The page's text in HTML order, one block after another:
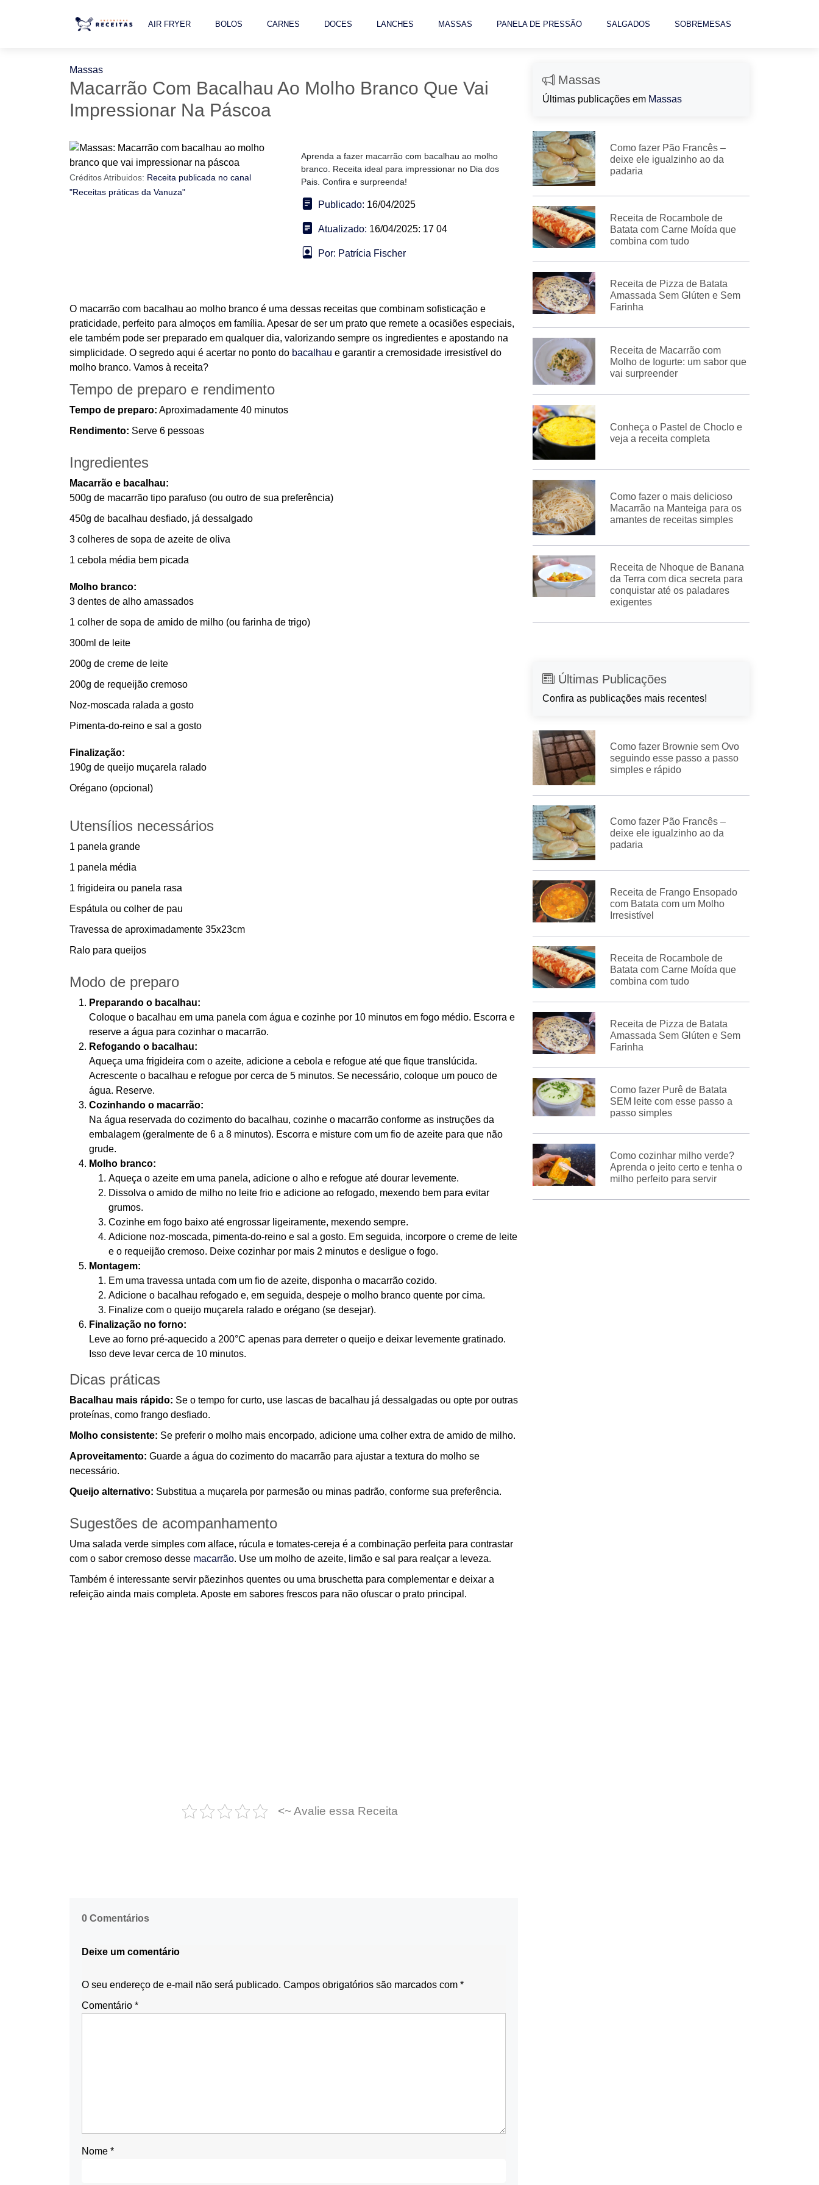
AIR FRYER BOLOS CARNES DOCES LANCHES MASSAS PANELA DE PRESSÃO SALGADOS SOBREMESAS
Massas
Macarrão Com Bacalhau Ao Molho Branco Que Vai
Impressionar Na Páscoa
Créditos Atribuidos: Receita publicada no canal
"Receitas práticas da Vanuza"
Aprenda a fazer macarrão com bacalhau ao molho
branco. Receita ideal para impressionar no Dia dos
Pais. Confira e surpreenda!
Publicado: 16/04/2025
Atualizado: 16/04/2025: 17 04
Por: Patrícia Fischer
O macarrão com bacalhau ao molho branco é uma dessas receitas que combinam sofisticação e
praticidade, perfeito para almoços em família. Apesar de ser um prato que remete a ocasiões especiais,
ele também pode ser preparado em qualquer dia, valorizando sempre os ingredientes e apostando na
simplicidade. O segredo aqui é acertar no ponto do bacalhau e garantir a cremosidade irresistível do
molho branco. Vamos à receita?
Tempo de preparo e rendimento
Tempo de preparo: Aproximadamente 40 minutos
Rendimento: Serve 6 pessoas
Ingredientes
Macarrão e bacalhau:
500g de macarrão tipo parafuso (ou outro de sua preferência)
450g de bacalhau desfiado, já dessalgado
3 colheres de sopa de azeite de oliva
1 cebola média bem picada
Molho branco:
3 dentes de alho amassados
1 colher de sopa de amido de milho (ou farinha de trigo)
300ml de leite
200g de creme de leite
200g de requeijão cremoso
Noz-moscada ralada a gosto
Pimenta-do-reino e sal a gosto
Finalização:
190g de queijo muçarela ralado
Orégano (opcional)
Utensílios necessários
1 panela grande
1 panela média
1 frigideira ou panela rasa
Espátula ou colher de pau
Travessa de aproximadamente 35x23cm
Ralo para queijos
Modo de preparo
Preparando o bacalhau:
Coloque o bacalhau em uma panela com água e cozinhe por 10 minutos em fogo médio. Escorra e
reserve a água para cozinhar o macarrão.
Refogando o bacalhau:
Aqueça uma frigideira com o azeite, adicione a cebola e refogue até que fique translúcida.
Acrescente o bacalhau e refogue por cerca de 5 minutos. Se necessário, coloque um pouco de
água. Reserve.
Cozinhando o macarrão:
Na água reservada do cozimento do bacalhau, cozinhe o macarrão conforme as instruções da
embalagem (geralmente de 6 a 8 minutos). Escorra e misture com um fio de azeite para que não
grude.
Molho branco:
Aqueça o azeite em uma panela, adicione o alho e refogue até dourar levemente.
Dissolva o amido de milho no leite frio e adicione ao refogado, mexendo bem para evitar
grumos.
Cozinhe em fogo baixo até engrossar ligeiramente, mexendo sempre.
Adicione noz-moscada, pimenta-do-reino e sal a gosto. Em seguida, incorpore o creme de leite
e o requeijão cremoso. Deixe cozinhar por mais 2 minutos e desligue o fogo.
Montagem:
Em uma travessa untada com um fio de azeite, disponha o macarrão cozido.
Adicione o bacalhau refogado e, em seguida, despeje o molho branco quente por cima.
Finalize com o queijo muçarela ralado e orégano (se desejar).
Finalização no forno:
Leve ao forno pré-aquecido a 200°C apenas para derreter o queijo e deixar levemente gratinado.
Isso deve levar cerca de 10 minutos.
Dicas práticas
Bacalhau mais rápido: Se o tempo for curto, use lascas de bacalhau já dessalgadas ou opte por outras
proteínas, como frango desfiado.
Molho consistente: Se preferir o molho mais encorpado, adicione uma colher extra de amido de milho.
Aproveitamento: Guarde a água do cozimento do macarrão para ajustar a textura do molho se
necessário.
Queijo alternativo: Substitua a muçarela por parmesão ou minas padrão, conforme sua preferência.
Sugestões de acompanhamento
Uma salada verde simples com alface, rúcula e tomates-cereja é a combinação perfeita para contrastar
com o sabor cremoso desse macarrão. Use um molho de azeite, limão e sal para realçar a leveza.
Também é interessante servir pãezinhos quentes ou uma bruschetta para complementar e deixar a
refeição ainda mais completa. Aposte em sabores frescos para não ofuscar o prato principal.
<~ Avalie essa Receita
0 Comentários
Deixe um comentário
O seu endereço de e-mail não será publicado. Campos obrigatórios são marcados com *
Comentário *
Nome *
Massas
Últimas publicações em Massas
Como fazer Pão Francês –
deixe ele igualzinho ao da
padaria
Receita de Rocambole de
Batata com Carne Moída que
combina com tudo
Receita de Pizza de Batata
Amassada Sem Glúten e Sem
Farinha
Receita de Macarrão com
Molho de Iogurte: um sabor que
vai surpreender
Conheça o Pastel de Choclo e
veja a receita completa
Como fazer o mais delicioso
Macarrão na Manteiga para os
amantes de receitas simples
Receita de Nhoque de Banana
da Terra com dica secreta para
conquistar até os paladares
exigentes
Últimas Publicações
Confira as publicações mais recentes!
Como fazer Brownie sem Ovo
seguindo esse passo a passo
simples e rápido
Como fazer Pão Francês –
deixe ele igualzinho ao da
padaria
Receita de Frango Ensopado
com Batata com um Molho
Irresistível
Receita de Rocambole de
Batata com Carne Moída que
combina com tudo
Receita de Pizza de Batata
Amassada Sem Glúten e Sem
Farinha
Como fazer Purê de Batata
SEM leite com esse passo a
passo simples
Como cozinhar milho verde?
Aprenda o jeito certo e tenha o
milho perfeito para servir